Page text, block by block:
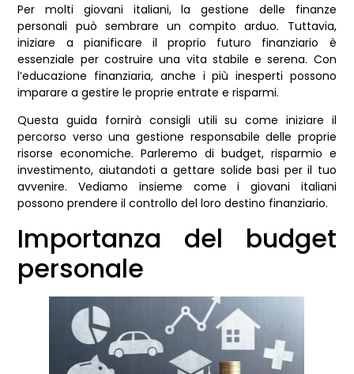
Per molti giovani italiani, la gestione delle finanze
personali può sembrare un compito arduo. Tuttavia,
iniziare a pianificare il proprio futuro finanziario è
essenziale per costruire una vita stabile e serena. Con
l’educazione finanziaria, anche i più inesperti possono
imparare a gestire le proprie entrate e risparmi.
Questa guida fornirà consigli utili su come iniziare il
percorso verso una gestione responsabile delle proprie
risorse economiche. Parleremo di budget, risparmio e
investimento, aiutandoti a gettare solide basi per il tuo
avvenire. Vediamo insieme come i giovani italiani
possono prendere il controllo del loro destino finanziario.
Importanza del budget
personale